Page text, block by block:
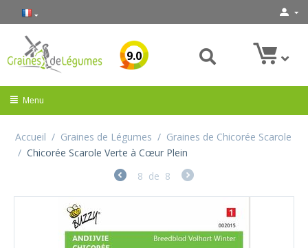
9.0
Menu
Accueil / Graines de Légumes / Graines de Chicorée Scarole
/ Chicorée Scarole Verte à Cœur Plein
8 de 8